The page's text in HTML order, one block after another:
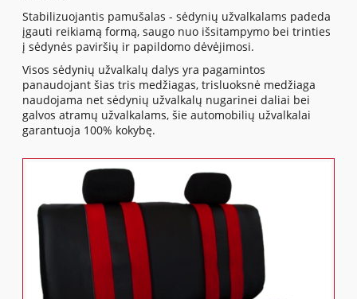
Stabilizuojantis pamušalas - sėdynių užvalkalams padeda
įgauti reikiamą formą, saugo nuo išsitampymo bei trinties
į sėdynės paviršių ir papildomo dėvėjimosi.
Visos sėdynių užvalkalų dalys yra pagamintos
panaudojant šias tris medžiagas, trisluoksnė medžiaga
naudojama net sėdynių užvalkalų nugarinei daliai bei
galvos atramų užvalkalams, šie automobilių užvalkalai
garantuoja 100% kokybę.